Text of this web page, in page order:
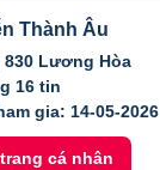
Thành Âu
Lương Hòa
16 tin
gia: 14-05-2026
cá nhân